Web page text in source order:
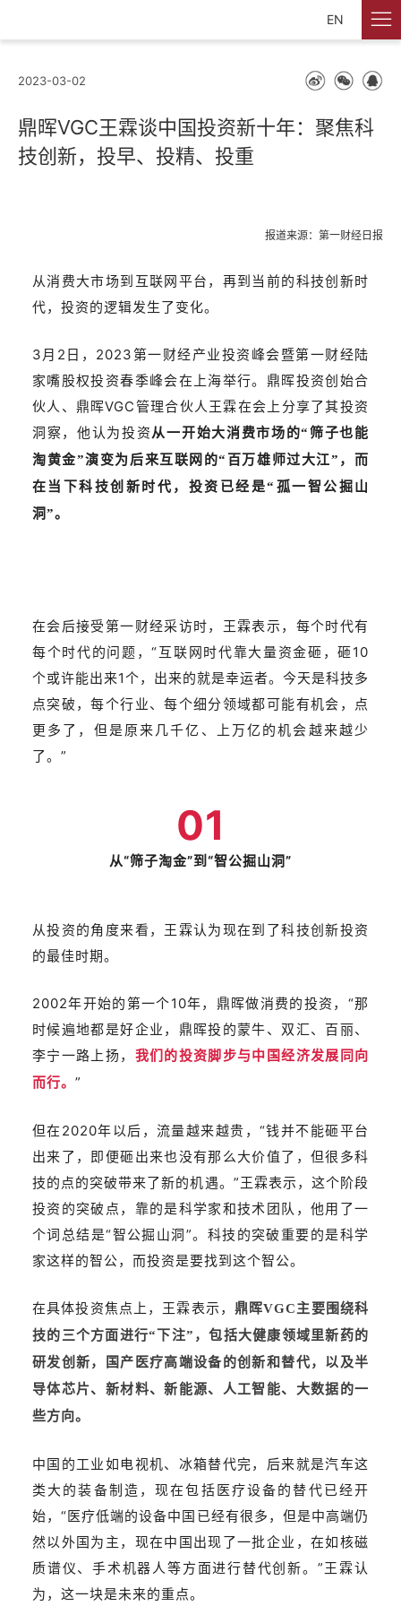
EN
2023-03-02
鼎晖VGC王霖谈中国投资新十年：聚焦科
技创新，投早、投精、投重
报道来源：第一财经日报
从消费大市场到互联网平台，再到当前的科技创新时
代，投资的逻辑发生了变化。
3月2日，2023第一财经产业投资峰会暨第一财经陆
家嘴股权投资春季峰会在上海举行。鼎晖投资创始合
伙人、鼎晖VGC管理合伙人王霖在会上分享了其投资
洞察，他认为投资从一开始大消费市场的“筛子也能
淘黄金”演变为后来互联网的“百万雄师过大江”，而
在当下科技创新时代，投资已经是“孤一智公掘山
洞”。
在会后接受第一财经采访时，王霖表示，每个时代有
每个时代的问题，“互联网时代靠大量资金砸，砸10
个或许能出来1个，出来的就是幸运者。今天是科技多
点突破，每个行业、每个细分领域都可能有机会，点
更多了，但是原来几千亿、上万亿的机会越来越少
了。”
01
从“筛子淘金”到“智公掘山洞”
从投资的角度来看，王霖认为现在到了科技创新投资
的最佳时期。
2002年开始的第一个10年，鼎晖做消费的投资，“那
时候遍地都是好企业，鼎晖投的蒙牛、双汇、百丽、
李宁一路上扬，
我们的投资脚步与中国经济发展同向
而行。 ”
但在2020年以后，流量越来越贵，“钱并不能砸平台
出来了，即便砸出来也没有那么大价值了，但很多科
技的点的突破带来了新的机遇。”王霖表示，这个阶段
投资的突破点，靠的是科学家和技术团队，他用了一
个词总结是“智公掘山洞”。科技的突破重要的是科学
家这样的智公，而投资是要找到这个智公。
在具体投资焦点上，王霖表示， 鼎晖VGC主要围绕科
技的三个方面进行“下注”，包括大健康领域里新药的
研发创新，国产医疗高端设备的创新和替代，以及半
导体芯片、新材料、新能源、人工智能、大数据的一
些方向。
中国的工业如电视机、冰箱替代完，后来就是汽车这
类大的装备制造，现在包括医疗设备的替代已经开
始，“医疗低端的设备中国已经有很多，但是中高端仍
然以外国为主，现在中国出现了一批企业，在如核磁
质谱仪、手术机器人等方面进行替代创新。”王霖认
为，这一块是未来的重点。